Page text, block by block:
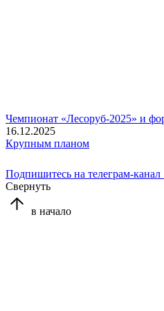
Чемпионат «Лесоруб-2025» и
16.12.2025
Крупным планом
Подпишитесь на телеграм-
Свернуть
в начало